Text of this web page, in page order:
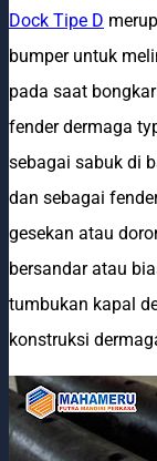
Dock Tipe D
bumper untuk
pada saat
fender dermaga
sebagai sabuk di
dan sebagai
gesekan atau
bersandar atau
tumbukan kapal
konstruksi